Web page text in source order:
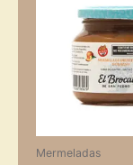
Mermeladas